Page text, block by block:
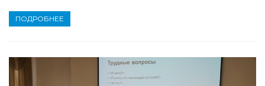
ПОДРОБНЕЕ